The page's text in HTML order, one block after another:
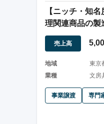
【ニッチ・知
理関連商品の製
売上高
地域
東京
業種
文房
事業譲渡 専門